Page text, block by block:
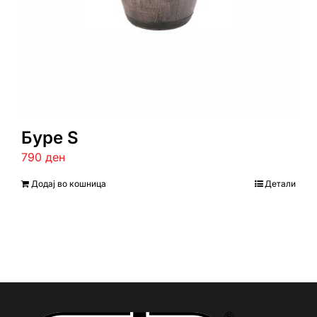
Буре S
790 ден
Додај во кошница Детали